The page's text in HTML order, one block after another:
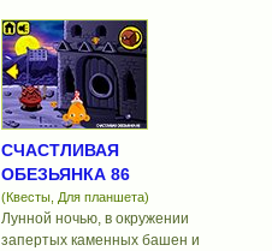
СЧАСТЛИВАЯ
ОБЕЗЬЯНКА 86
(Квесты, Для планшета)
Лунной ночью, в окружении
запертых каменных башен и